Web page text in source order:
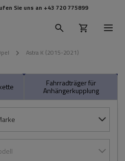
Sie uns an +43 720 775899
Astra K (2015-2021)
Fahrradträger für
Anhängerkupplung